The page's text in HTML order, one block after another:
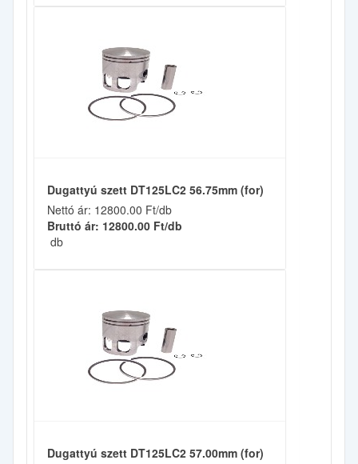
Dugattyú szett DT125LC2 56.75mm (for)
Nettó ár: 12800.00 Ft/db
Bruttó ár: 12800.00 Ft/db
db
Dugattyú szett DT125LC2 57.00mm (for)